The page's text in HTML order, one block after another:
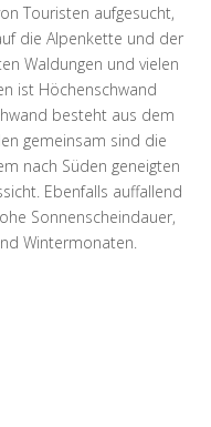
Touristen aufgesucht,
die Alpenkette und der
Waldungen und vielen
ist Höchenschwand
besteht aus dem
gemeinsam sind die
nach Süden geneigten
Ebenfalls auffallend
Sonnenscheindauer,
Wintermonaten.